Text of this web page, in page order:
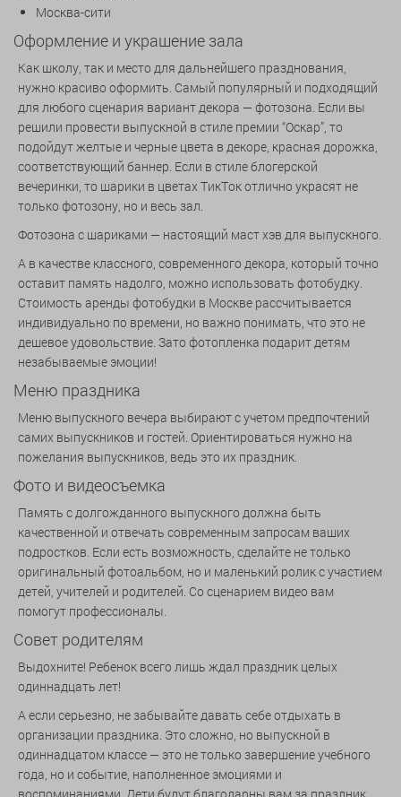
Москва-сити
Оформление и украшение зала
Как школу, так и место для дальнейшего празднования,
нужно красиво оформить. Самый популярный и подходящий
для любого сценария вариант декора — фотозона. Если вы
решили провести выпускной в стиле премии “Оскар”, то
подойдут желтые и черные цвета в декоре, красная дорожка,
соответствующий баннер. Если в стиле блогерской
вечеринки, то шарики в цветах ТикТок отлично украсят не
только фотозону, но и весь зал.
Фотозона с шариками — настоящий маст хэв для выпускного.
А в качестве классного, современного декора, который точно
оставит память надолго, можно использовать фотобудку.
Стоимость аренды фотобудки в Москве рассчитывается
индивидуально по времени, но важно понимать, что это не
дешевое удовольствие. Зато фотопленка подарит детям
незабываемые эмоции!
Меню праздника
Меню выпускного вечера выбирают с учетом предпочтений
самих выпускников и гостей. Ориентироваться нужно на
пожелания выпускников, ведь это их праздник.
Фото и видеосъемка
Память с долгожданного выпускного должна быть
качественной и отвечать современным запросам ваших
подростков. Если есть возможность, сделайте не только
оригинальный фотоальбом, но и маленький ролик с участием
детей, учителей и родителей. Со сценарием видео вам
помогут профессионалы.
Совет родителям
Выдохните! Ребенок всего лишь ждал праздник целых
одиннадцать лет!
А если серьезно, не забывайте давать себе отдыхать в
организации праздника. Это сложно, но выпускной в
одиннадцатом классе — это не только завершение учебного
года, но и событие, наполненное эмоциями и